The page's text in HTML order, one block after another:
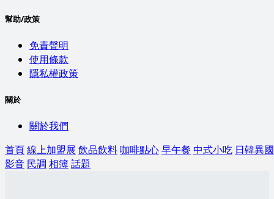
幫助/政策
免責聲明
使用條款
隱私權政策
關於
關於我們
首頁線上加盟展 飲品飲料咖啡點心早午餐 中式小吃 日韓異國
影音 民調 相簿話題